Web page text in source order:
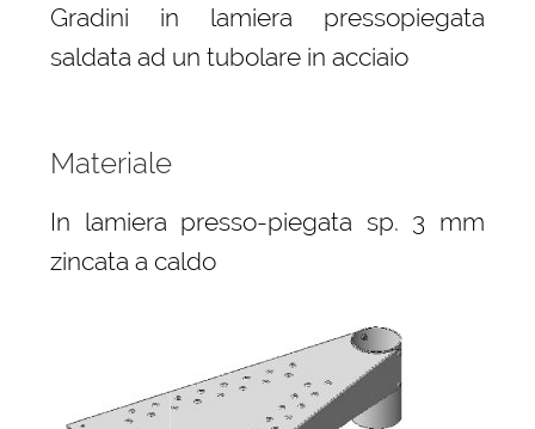
Gradini in lamiera pressopiegata
saldata ad un tubolare in acciaio
Materiale
In lamiera presso-piegata sp. 3 mm
zincata a caldo